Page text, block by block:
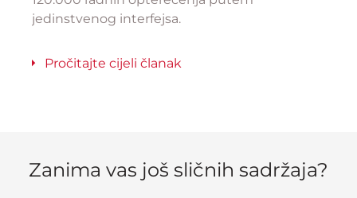
jedinstvenog interfejsa.
Pročitajte cijeli članak
Zanima vas još sličnih sadržaja?